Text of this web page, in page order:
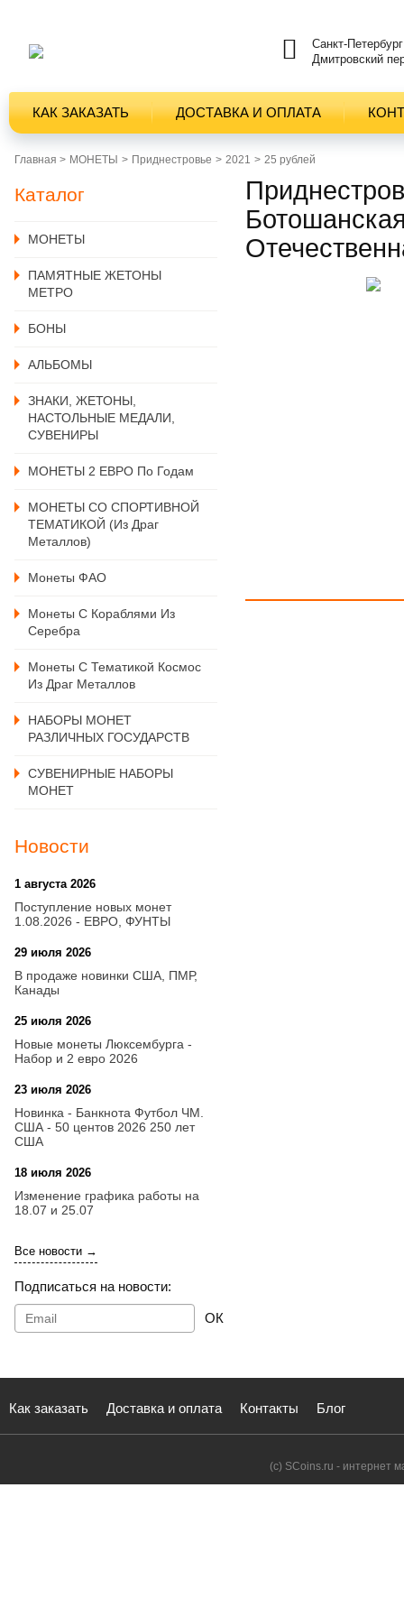
Санкт-Петербург
Дмитровский
КАК ЗАКАЗАТЬ ДОСТАВКА И ОПЛАТА
Главная > MОНЕТЫ Приднестровье 2021 25 рублей
Каталог
MОНЕТЫ
ПАМЯТНЫЕ ЖЕТОНЫ
МЕТРО
БОНЫ
АЛЬБОМЫ
ЗНАКИ, ЖЕТОНЫ,
НАСТОЛЬНЫЕ МЕДАЛИ,
СУВЕНИРЫ
МОНЕТЫ 2 ЕВРО По Годам
МОНЕТЫ СО СПОРТИВНОЙ
ТЕМАТИКОЙ (из Драг
Металлов)
Монеты ФАО
Монеты С Кораблями Из
Серебра
Монеты С Тематикой Космос
Из Драг Металлов
НАБОРЫ МОНЕТ
РАЗЛИЧНЫХ ГОСУДАРСТВ
СУВЕНИРНЫЕ НАБОРЫ
МОНЕТ
Новости
1 августа 2026
Поступление новых монет
1.08.2026 - ЕВРО, ФУНТЫ
29 июля 2026
В продаже новинки США, ПМР,
Канады
25 июля 2026
Новые монеты Люксембурга -
Набор и 2 евро 2026
23 июля 2026
Новинка - Банкнота Футбол ЧМ.
США - 50 центов 2026 250 лет
США
18 июля 2026
Изменение графика работы на
18.07 и 25.07
Все новости →
Подписаться на новости:
ОК
Как заказать Доставка и оплата Контакты Блог
(с) SCoins.ru - интернет